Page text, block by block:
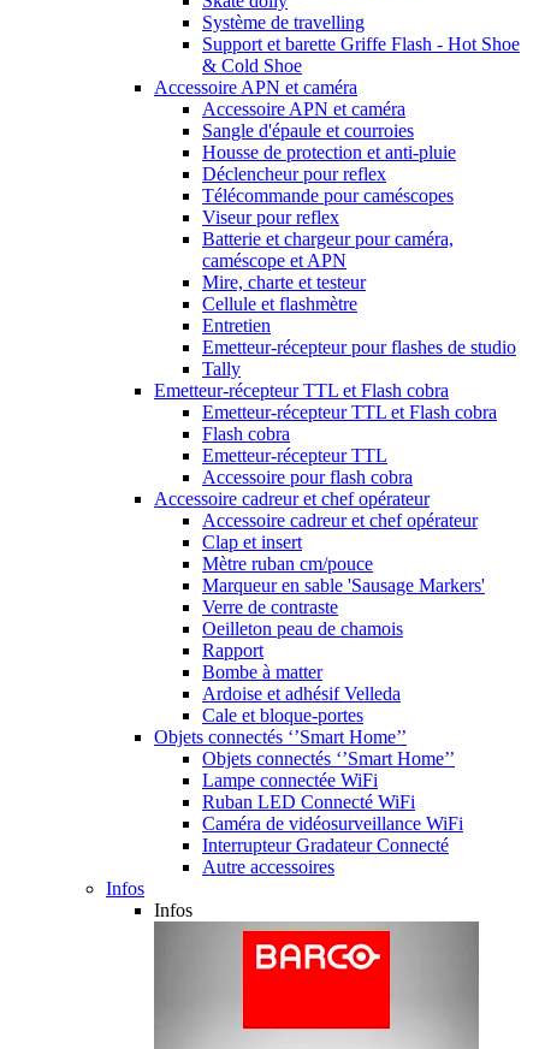
Système de travelling
Support et barette Griffe Flash - Hot Shoe
& Cold Shoe
Accessoire APN et caméra
Accessoire APN et caméra
Sangle d'épaule et courroies
Housse de protection et anti-pluie
Déclencheur pour reflex
Télécommande pour caméscopes
Viseur pour reflex
Batterie et chargeur pour caméra,
caméscope et APN
Mire, charte et testeur
Cellule et flashmètre
Entretien
Emetteur-récepteur pour flashes de studio
Tally
Emetteur-récepteur TTL et Flash cobra
Emetteur-récepteur TTL et Flash cobra
Flash cobra
Emetteur-récepteur TTL
Accessoire pour flash cobra
Accessoire cadreur et chef opérateur
Accessoire cadreur et chef opérateur
Clap et insert
Mètre ruban cm/pouce
Marqueur en sable 'Sausage Markers'
Verre de contraste
Oeilleton peau de chamois
Rapport
Bombe à matter
Ardoise et adhésif Velleda
Cale et bloque-portes
Objets connectés ‘’Smart Home’’
Objets connectés ‘’Smart Home’’
Lampe connectée WiFi
Ruban LED Connecté WiFi
Caméra de vidéosurveillance WiFi
Interrupteur Gradateur Connecté
Autre accessoires
Infos
Infos